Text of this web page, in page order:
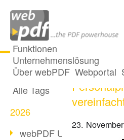
Funktionen
Unternehmenslösung
Über webPDF Webportal
Alle Beiträge
Alle Tags
2026
webPDF Update 10.0.5
Wie
23.